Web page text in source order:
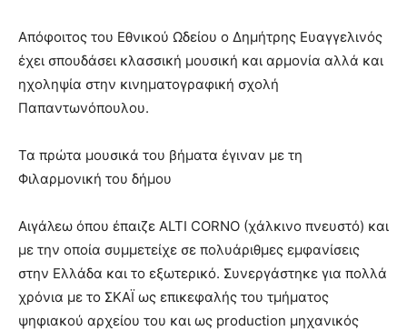
Απόφοιτος του Εθνικού Ωδείου ο Δημήτρης Ευαγγελινός
έχει σπουδάσει κλασσική μουσική και αρμονία αλλά και
ηχοληψία στην κινηματογραφική σχολή
Παπαντωνόπουλου.
Τα πρώτα μουσικά του βήματα έγιναν με τη
Φιλαρμονική του δήμου
Αιγάλεω όπου έπαιζε ALTI CORNO (χάλκινο πνευστό) και
με την οποία συμμετείχε σε πολυάριθμες εμφανίσεις
στην Ελλάδα και το εξωτερικό. Συνεργάστηκε για πολλά
χρόνια με το ΣΚΑΪ ως επικεφαλής του τμήματος
ψηφιακού αρχείου του και ως production μηχανικός